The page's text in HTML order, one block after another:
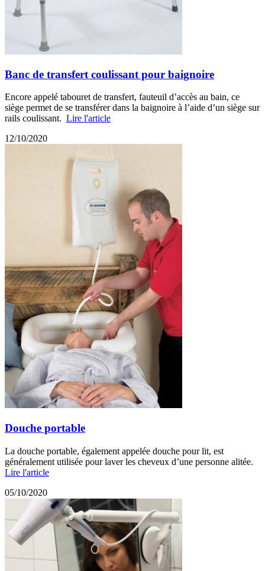
Banc de transfert coulissant pour baignoire
Encore appelé tabouret de transfert, fauteuil d’accès au bain, ce
siège permet de se transférer dans la baignoire à l’aide d’un siège sur
rails coulissant. Lire l'article
12/10/2020
Douche portable
La douche portable, également appelée douche pour lit, est
généralement utilisée pour laver les cheveux d’une personne alitée.
Lire l'article
05/10/2020